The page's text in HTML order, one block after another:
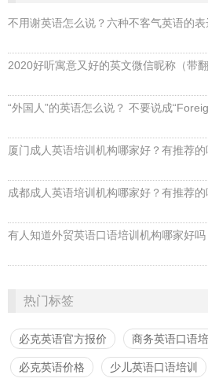
不用谢英语怎么说？六种不客气英语的表
2020好听寓意又好的英文微信昵称（带
“外国人”的英语怎么说？ 不要说成
厦门成人英语培训机构哪家好？有推荐的
成都成人英语培训机构哪家好？有推荐的
热门标签
必克英语官方报价 商务英语口语
必克英语价格 少儿英语口语培训